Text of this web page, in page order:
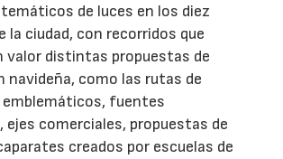
de luces en los diez
la ciudad, con recorridos que
valor distintas propuestas de
navideña, como las rutas de
fuentes
ejes comerciales, propuestas de
creados por escuelas de